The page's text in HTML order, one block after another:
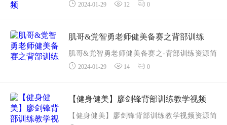
4、反式飞鸟.m...
介： 课程目录
1、胸部激活之龙门架夹胸.mp4
2、固定器械推胸.mp4
3、蝴蝶机夹胸.mp...
2024-01-29 12 0
肌哥&党智勇老师健美备赛之背部训练
肌哥&党智勇老师健美备赛之-背部训练资源简
介： 课程目录
2024-01-29 14 0
【健身健美】廖剑锋背部训练教学视频
【健身健美】廖剑锋背部训练教学视频资源简